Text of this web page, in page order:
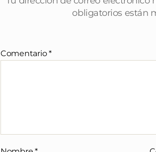
obligatorios están
Comentario*